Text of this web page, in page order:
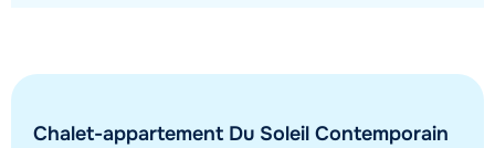
Chalet-appartement Du Soleil Contemporain